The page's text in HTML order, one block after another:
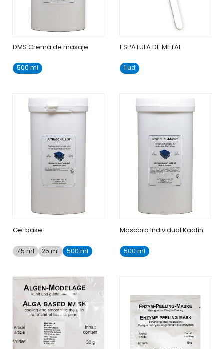
DMS Crema de masaje
500 ml
ESPATULA DE METAL
1 ud
Gel base
500 ml
7.5 ml 25 ml
Máscara Individual Kaolín
500 ml